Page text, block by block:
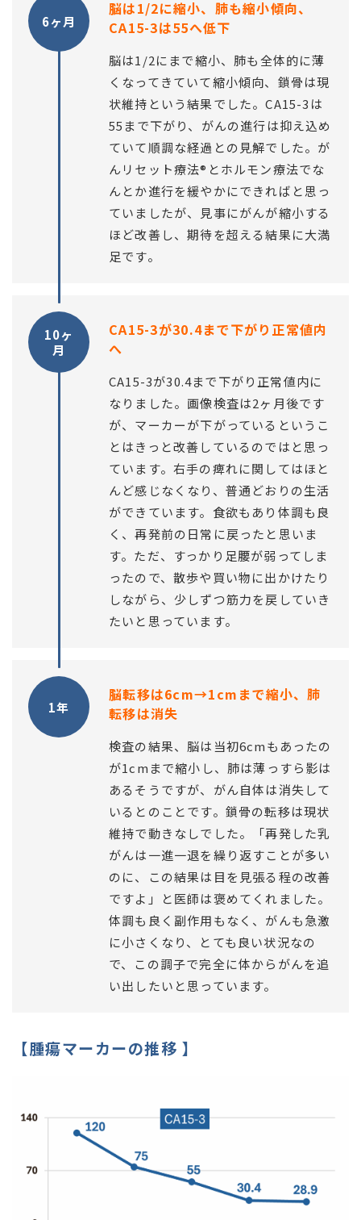
6ヶ月
脳は1/2に縮小、肺も縮小傾向、
CA15-3は55へ低下
脳は1/2にまで縮小、肺も全体的に薄
くなってきていて縮小傾向、鎖骨は現
状維持という結果でした。CA15-3は
55まで下がり、がんの進行は抑え込め
ていて順調な経過との見解でした。が
んリセット療法®とホルモン療法でな
んとか進行を緩やかにできればと思っ
ていましたが、見事にがんが縮小する
ほど改善し、期待を超える結果に大満
足です。
10ヶ
月
CA15-3が30.4まで下がり正常値内
へ
CA15-3が30.4まで下がり正常値内に
なりました。画像検査は2ヶ月後です
が、マーカーが下がっているというこ
とはきっと改善しているのではと思っ
ています。右手の痺れに関してはほと
んど感じなくなり、普通どおりの生活
ができています。食欲もあり体調も良
く、再発前の日常に戻ったと思いま
す。ただ、すっかり足腰が弱ってしま
ったので、散歩や買い物に出かけたり
しながら、少しずつ筋力を戻していき
たいと思っています。
1年
脳転移は6cm→1cmまで縮小、肺
転移は消失
検査の結果、脳は当初6cmもあったの
が1cmまで縮小し、肺は薄っすら影は
あるそうですが、がん自体は消失して
いるとのことです。鎖骨の転移は現状
維持で動きなしでした。「再発した乳
がんは一進一退を繰り返すことが多い
のに、この結果は目を見張る程の改善
ですよ」と医師は褒めてくれました。
体調も良く副作用もなく、がんも急激
に小さくなり、とても良い状況なの
で、この調子で完全に体からがんを追
い出したいと思っています。
【腫瘍マーカーの推移 】